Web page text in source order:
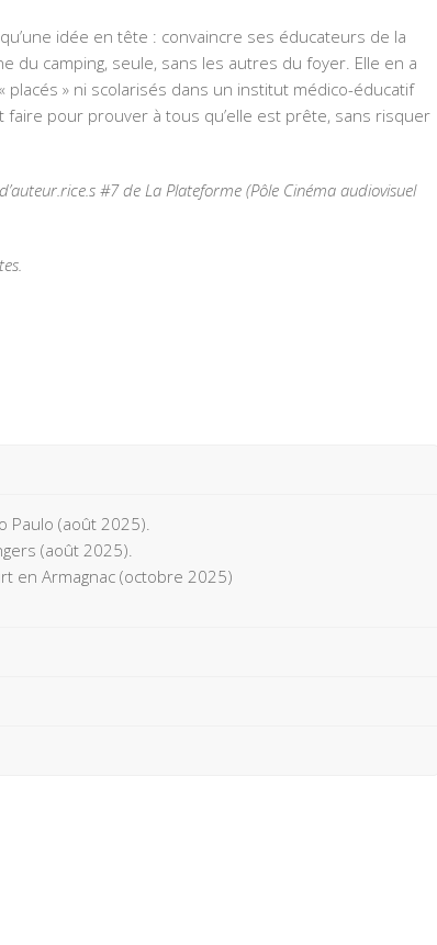
idée en tête : convaincre ses éducateurs de la
du camping, seule, sans les autres du foyer. Elle en a
» ni scolarisés dans un institut médico-éducatif
pour prouver à tous qu’elle est prête, sans risquer
#7 de La Plateforme (Pôle Cinéma audiovisuel
Paulo (août 2025).
(août 2025).
en Armagnac (octobre 2025)